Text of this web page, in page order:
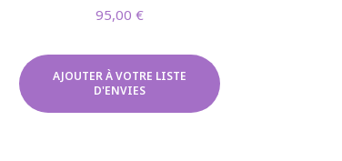
95,00 €
AJOUTER À VOTRE LISTE
D'ENVIES